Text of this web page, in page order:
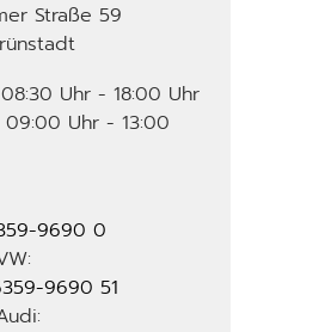
Straße 59
Uhr - 18:00 Uhr
09:00 Uhr - 13:00
9690 0
9690 51